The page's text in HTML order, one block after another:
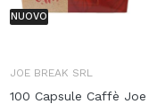
NUOVO
JOE BREAK SRL
100 Capsule Caffè Joe